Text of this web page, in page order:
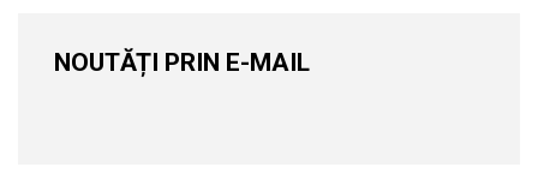
NOUTĂȚI PRIN E-MAIL